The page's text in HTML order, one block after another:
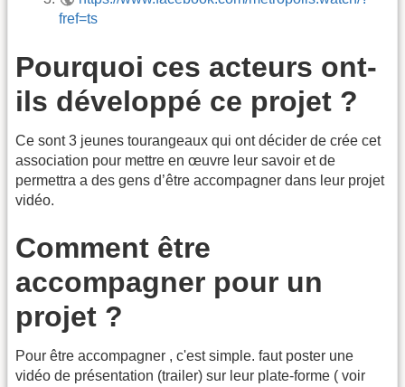
fref=ts
Pourquoi ces acteurs ont-
ils développé ce projet ?
Ce sont 3 jeunes tourangeaux qui ont décider de crée cet
association pour mettre en œuvre leur savoir et de
permettra a des gens d’être accompagner dans leur projet
vidéo.
Comment être
accompagner pour un
projet ?
Pour être accompagner , c'est simple. faut poster une
vidéo de présentation (trailer) sur leur plate-forme ( voir